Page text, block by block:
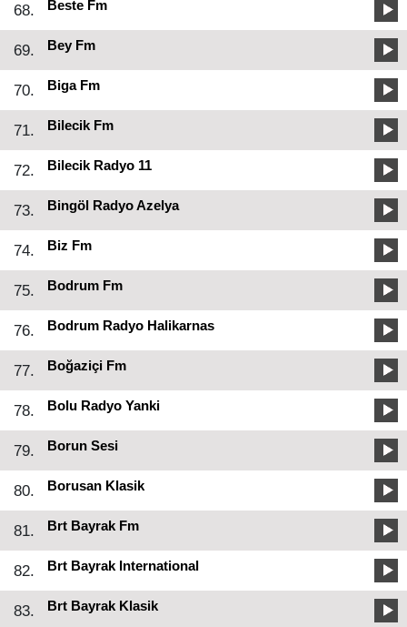
68. Beste Fm
69. Bey Fm
70. Biga Fm
71. Bilecik Fm
72. Bilecik Radyo 11
73. Bingöl Radyo Azelya
74. Biz Fm
75. Bodrum Fm
76. Bodrum Radyo Halikarnas
77. Boğaziçi Fm
78. Bolu Radyo Yanki
79. Borun Sesi
80. Borusan Klasik
81. Brt Bayrak Fm
82. Brt Bayrak International
83. Brt Bayrak Klasik